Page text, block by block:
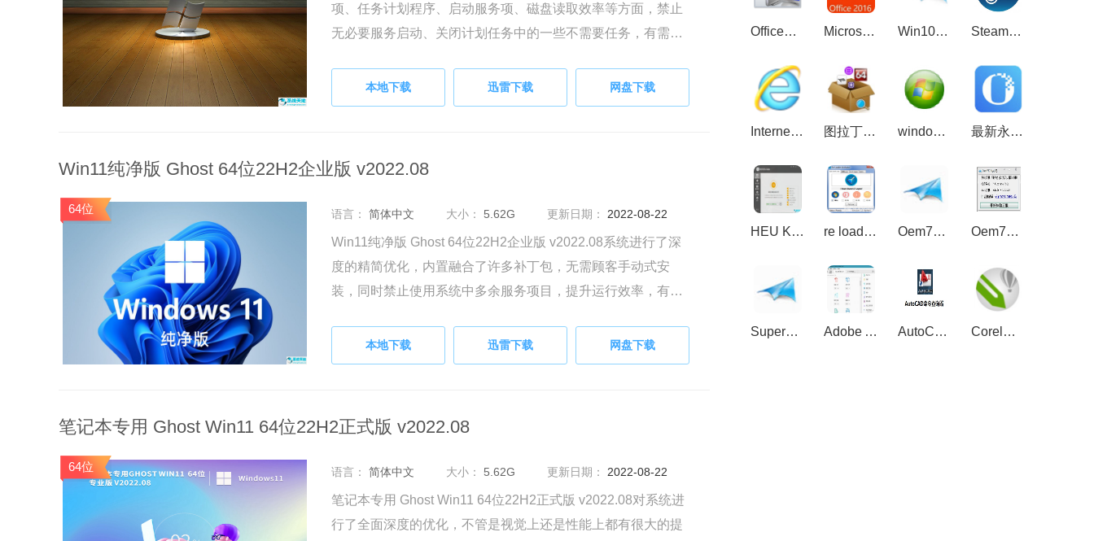
项、任务计划程序、启动服务项、磁盘读取效率等方面，禁止
无必要服务启动、关闭计划任务中的一些不需要任务，有需要
本地下载 迅雷下载 网盘下载
Win11纯净版 Ghost 64位22H2企业版 v2022.08
64位 语言： 简体中文 大小： 5.62G 更新日期： 2022-08-22
Win11纯净版 Ghost 64位22H2企业版 v2022.08系统进行了深
度的精简优化，内置融合了许多补丁包，无需顾客手动式安
装，同时禁止使用系统中多余服务项目，提升运行效率，有需
本地下载 迅雷下载 网盘下载
笔记本专用 Ghost Win11 64位22H2正式版 v2022.08
64位 语言： 简体中文 大小： 5.62G 更新日期： 2022-08-22
笔记本专用 Ghost Win11 64位22H2正式版 v2022.08对系统进
行了全面深度的优化，不管是视觉上还是性能上都有很大的提
Office强力卸载工具(Microsoft Fix it) 最新版2.1.3.0 Microsoft Office 2016 32/64位 简体中文完整版 Win10激活工具_win10KMS激活,小马oem10 Steam游戏平台官方正式版
Internet Explorer 11（IE11浏览器） 64位 图拉丁工具箱 2.1.1 绿色版 windows loader(win8激活工具) v2.5 绿色版 最新永中office2021个人版免费官方版
HEU KMS Activator(win+office系统激活) v24.1.0 re loader activator office/windows通用激活工具 3.1 官方版 Oem7F7(win7激活工具) V7.0 绿色版 Oem7F7 By小马 3.3绿色版_win7激活工具
SuperOem7 V2（win7激活工具） Adobe Acrobat Pro DC2018绿色版 AutoCAD命令查询工具 v1.0免费版 CorelDRAW2019破解版注册机 V1.0 绿色免费版